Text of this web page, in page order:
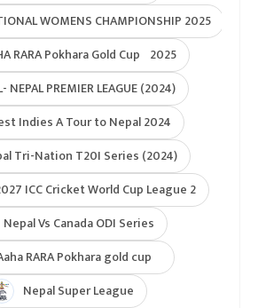
WOMENS CHAMPIONSHIP 2025
RARA Pokhara Gold Cup 2025
NEPAL PREMIER LEAGUE (2024)
Indies A Tour to Nepal 2024
Tri-Nation T20I Series (2024)
ICC Cricket World Cup League 2
Nepal Vs Canada ODI Series
RARA Pokhara gold cup
Nepal Super League